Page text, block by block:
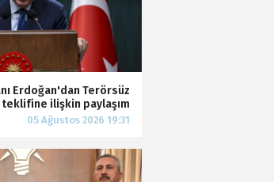
Erdoğan'dan Terörsüz
ilişkin paylaşım